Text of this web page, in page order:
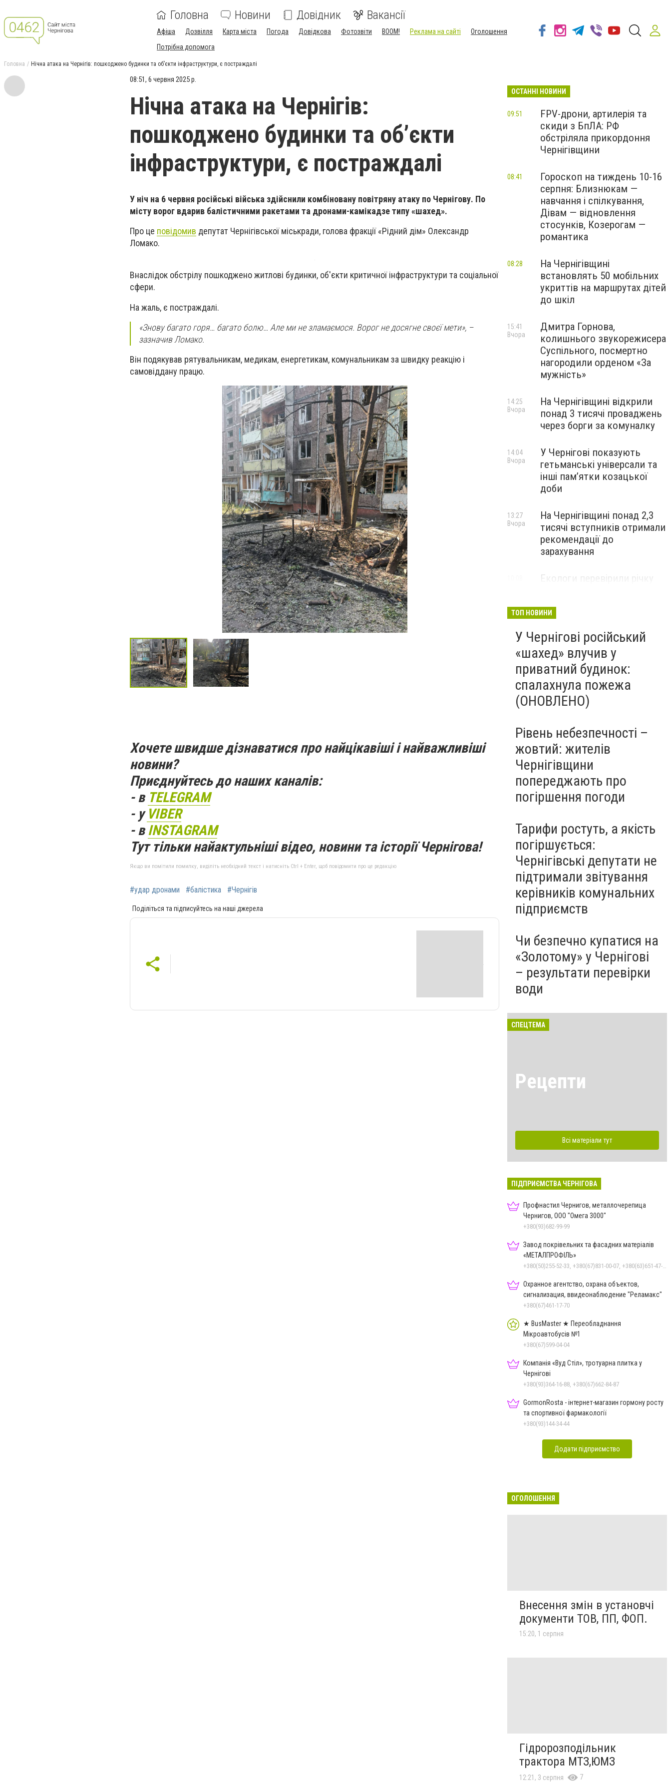
Головна Новини Довідник Вакансії
Афіша Дозвілля Карта міста Погода Довідкова Фотозвіти BOOM! Реклама на сайті
Оголошення
Потрібна допомога
Головна Нічна атака на Чернігів: пошкоджено будинки та об’єкти інфраструктури, є постраждалі
08:51, 6 червня 2025 р.
Нічна атака на Чернігів:
пошкоджено будинки та об’єкти
інфраструктури, є постраждалі
У ніч на 6 червня російські війська здійснили комбіновану повітряну атаку по Чернігову. По
місту ворог вдарив балістичними ракетами та дронами-камікадзе типу «шахед».
Про це повідомив депутат Чернігівської міськради, голова фракції «Рідний дім» Олександр
Ломако.
Внаслідок обстрілу пошкоджено житлові будинки, об'єкти критичної інфраструктури та соціальної
сфери.
На жаль, є постраждалі.
«Знову багато горя… багато болю… Але ми не зламаємося. Ворог не досягне своєї мети», –
зазначив Ломако.
Він подякував рятувальникам, медикам, енергетикам, комунальникам за швидку реакцію і
самовіддану працю.
Хочете швидше дізнаватися про найцікавіші і найважливіші
новини?
Приєднуйтесь до наших каналів:
- в TELEGRAM
- у VIBER
- вINSTAGRAM
Тут тільки найактульніші відео, новини та історії Чернігова!
Якщо ви помітили помилку, виділіть необхідний текст і натисніть Ctrl + Enter, щоб повідомити про це редакцію
#удар дронами #балістика #Чернігів
Поділіться та підписуйтесь на наші джерела
ОСТАННІ НОВИНИ
FPV-дрони, артилерія та
скиди з БпЛА: РФ
обстріляла прикордоння
Чернігівщини
09:51
Гороскоп на тиждень 10-16
серпня: Близнюкам —
навчання і спілкування,
Дівам — відновлення
стосунків, Козерогам —
романтика
08:41
На Чернігівщині
встановлять 50 мобільних
укриттів на маршрутах дітей
до шкіл
08:28
Дмитра Горнова,
колишнього звукорежисера
Суспільного, посмертно
нагородили орденом «За
мужність»
15:41
Вчора
На Чернігівщині відкрили
понад 3 тисячі проваджень
через борги за комуналку
14:25
Вчора
У Чернігові показують
гетьманські універсали та
інші пам’ятки козацької
доби
14:04
Вчора
На Чернігівщині понад 2,3
тисячі вступників отримали
рекомендації до
зарахування
13:27
Вчора
Екологи перевірили річку
ТОП НОВИНИ
У Чернігові російський
«шахед» влучив у
приватний будинок:
спалахнула пожежа
(ОНОВЛЕНО)
Рівень небезпечності –
жовтий: жителів
Чернігівщини
попереджають про
погіршення погоди
Тарифи ростуть, а якість
погіршується:
Чернігівські депутати не
підтримали звітування
керівників комунальних
підприємств
Чи безпечно купатися на
«Золотому» у Чернігові
– результати перевірки
води
СПЕЦТЕМА
Рецепти
Всі матеріали тут
ПІДПРИЄМСТВА ЧЕРНІГОВА
Профнастил Чернигов, металлочерепица
Чернигов, ООО "Омега 3000"
+380(93)682-99-99
Завод покрівельних та фасадних матеріалів
«МЕТАЛПРОФІЛЬ»
Охранное агентство, охрана объектов,
сигнализация, ввидеонаблюдение "Реламакс"
+380(67)461-17-70
★ BusMaster ★ Переобладнання
Мікроавтобусів №1
+380(67)599-04-04
Компанія «Вуд Стіл», тротуарна плитка у
Чернігові
+380(93)364-16-88, +380(67)662-84-87
GormonRosta - інтернет-магазин гормону росту
та спортивної фармакології
+380(93)144-34-44
Додати підприємство
ОГОЛОШЕННЯ
Внесення змін в установчі
документи ТОВ, ПП, ФОП.
15:20, 1 серпня
Гідророзподільник
трактора МТЗ,ЮМЗ
12:21, 3 серпня 7